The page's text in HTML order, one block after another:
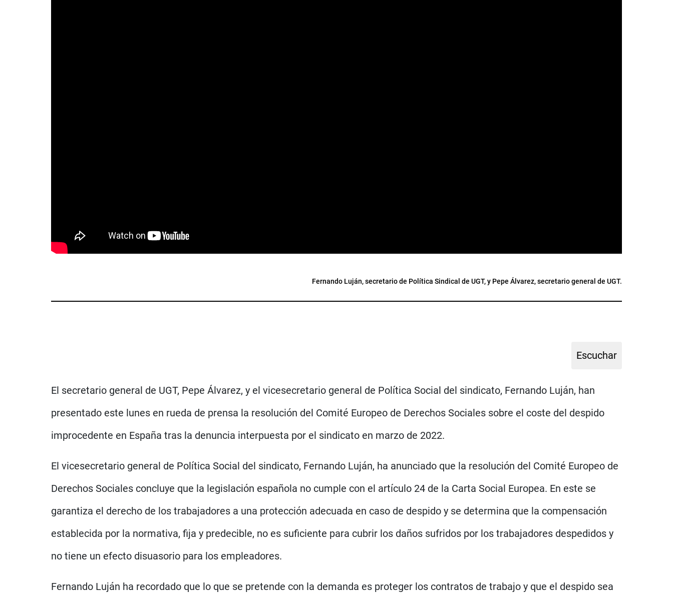
Fernando Luján, secretario de Política Sindical de UGT, y Pepe Álvarez, secretario general de UGT.
El secretario general de UGT, Pepe Álvarez, y el vicesecretario general de Política Social del sindicato, Fernando Luján, han
presentado este lunes en rueda de prensa la resolución del Comité Europeo de Derechos Sociales sobre el coste del despido
improcedente en España tras la denuncia interpuesta por el sindicato en marzo de 2022.
El vicesecretario general de Política Social del sindicato, Fernando Luján, ha anunciado que la resolución del Comité Europeo de
Derechos Sociales concluye que la legislación española no cumple con el artículo 24 de la Carta Social Europea. En este se
garantiza el derecho de los trabajadores a una protección adecuada en caso de despido y se determina que la compensación
establecida por la normativa, fija y predecible, no es suficiente para cubrir los daños sufridos por los trabajadores despedidos y
no tiene un efecto disuasorio para los empleadores.
Fernando Luján ha recordado que lo que se pretende con la demanda es proteger los contratos de trabajo y que el despido sea